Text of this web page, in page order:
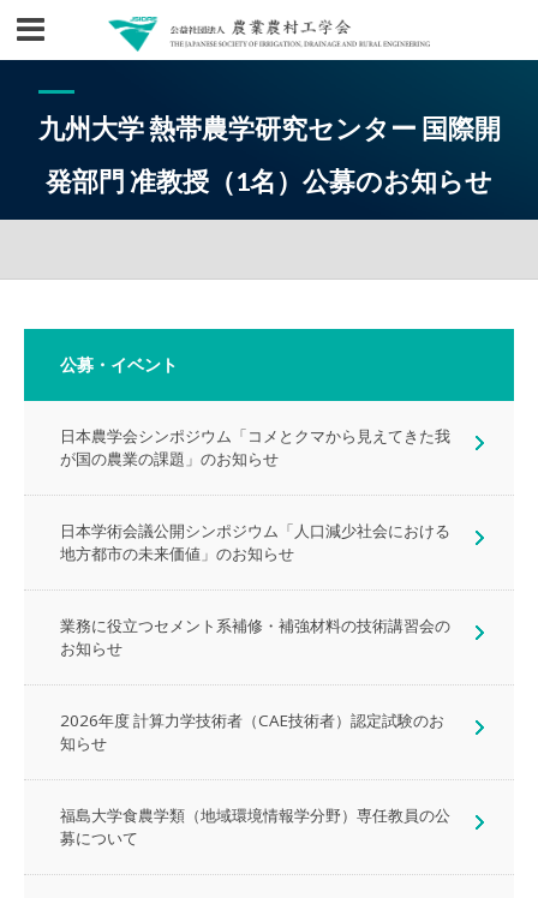
九州大学 熱帯農学研究センター 国際開
発部門 准教授（1名）公募のお知らせ
公募・イベント
日本農学会シンポジウム「コメとクマから見えてきた我
が国の農業の課題」のお知らせ
日本学術会議公開シンポジウム「人口減少社会における
地方都市の未来価値」のお知らせ
業務に役立つセメント系補修・補強材料の技術講習会の
お知らせ
2026年度 計算力学技術者（CAE技術者）認定試験のお
知らせ
福島大学食農学類（地域環境情報学分野）専任教員の公
募について